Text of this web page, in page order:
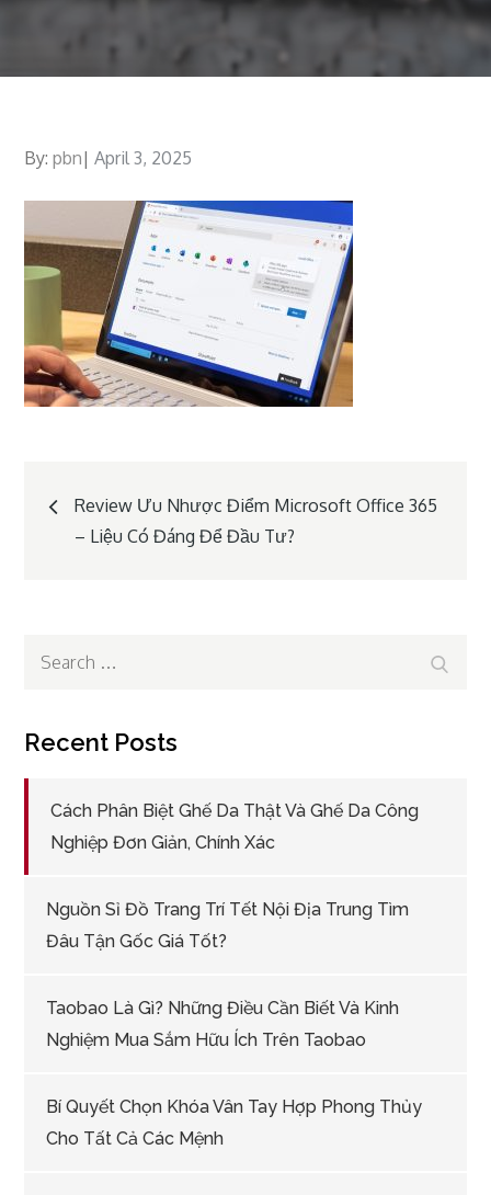
By:pbn Posted
April 3, 2025
Post
navigation
Review Ưu Nhược Điểm Microsoft Office 365
– Liệu Có Đáng Để Đầu Tư?
Search
Recent Posts
Cách Phân Biệt Ghế Da Thật Và Ghế Da Công
Nghiệp Đơn Giản, Chính Xác
Nguồn Sỉ Đồ Trang Trí Tết Nội Địa Trung Tìm
Đâu Tận Gốc Giá Tốt?
Taobao Là Gì? Những Điều Cần Biết Và Kinh
Nghiệm Mua Sắm Hữu Ích Trên Taobao
Bí Quyết Chọn Khóa Vân Tay Hợp Phong Thủy
Cho Tất Cả Các Mệnh